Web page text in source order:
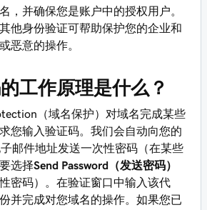
，并确保您是账户中的授权用户。
他身份验证可帮助保护您的企业和
恶意的操作。
工作原理是什么？
（域名保护）对域名完成某些
您输入验证码。我们会自动向您的
邮件地址发送一次性密码（在某些
选择Send Password（发送密码）
密码）。在验证窗口中输入该代
并完成对您域名的操作。如果您已